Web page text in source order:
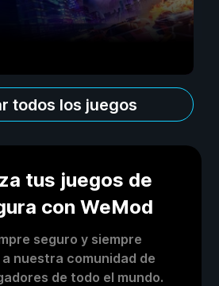
todos los juegos
tus juegos de
con WeMod
seguro y siempre
nuestra comunidad de
de todo el mundo.